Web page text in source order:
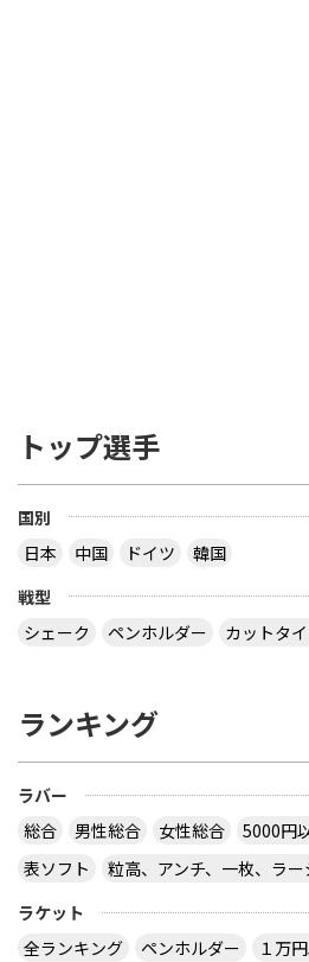
トップ選手
国別
日本
中国 ドイツ
韓国
戦型
シェーク
ペンホルダー カットタ
ランキング
ラバー
総合
男性総合 女性総合 5000円
表ソフト
粒高、アンチ、一枚、ラー
ラケット
全ランキング
ペンホルダー
１万